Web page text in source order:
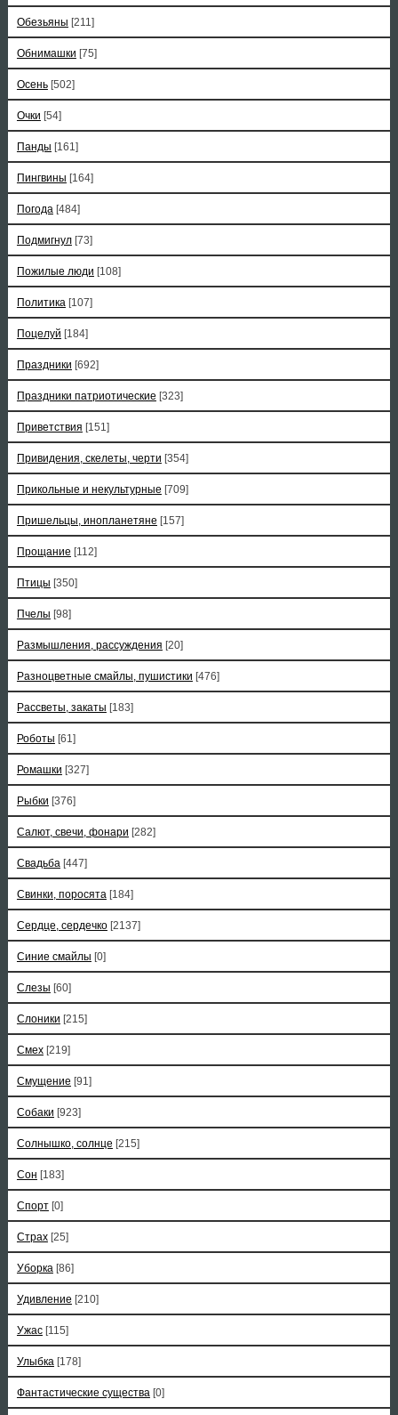
Обезьяны [211]
Обнимашки [75]
Осень [502]
Очки [54]
Панды [161]
Пингвины [164]
Погода [484]
Подмигнул [73]
Пожилые люди [108]
Политика [107]
Поцелуй [184]
Праздники [692]
Праздники патриотические [323]
Приветствия [151]
Привидения, скелеты, черти [354]
Прикольные и некультурные [709]
Пришельцы, инопланетяне [157]
Прощание [112]
Птицы [350]
Пчелы [98]
Размышления, рассуждения [20]
Разноцветные смайлы, пушистики [476]
Рассветы, закаты [183]
Роботы [61]
Ромашки [327]
Рыбки [376]
Салют, свечи, фонари [282]
Свадьба [447]
Свинки, поросята [184]
Сердце, сердечко [2137]
Синие смайлы [0]
Слезы [60]
Слоники [215]
Смех [219]
Смущение [91]
Собаки [923]
Солнышко, солнце [215]
Сон [183]
Спорт [0]
Страх [25]
Уборка [86]
Удивление [210]
Ужас [115]
Улыбка [178]
Фантастические существа [0]